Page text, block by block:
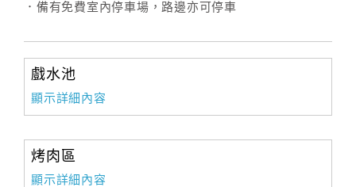
．備有免費室內停車場，路邊亦可停車
戲水池
顯示詳細內容
烤肉區
顯示詳細內容